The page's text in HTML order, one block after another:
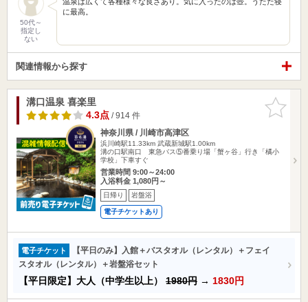
50代～
指定し
ない
に最高。
関連情報から探す
お気に入
りに追加
溝口温泉 喜楽里
4.3点/ 914 件
神奈川県 / 川崎市高津区
浜川崎駅11.33km 武蔵新城駅1.00km
溝の口駅南口 東急バス⑤番乗り場「蟹ヶ谷」行き「橘小
学校」下車すぐ
営業時間 9:00～24:00
入浴料金 1,080円～
日帰り 岩盤浴
電子チケットあり
電子チケット
【平日のみ】入館＋バスタオル（レンタル）＋フェイ
スタオル（レンタル）＋岩盤浴セット
【平日限定】大人（中学生以上） 1980円 → 1830円